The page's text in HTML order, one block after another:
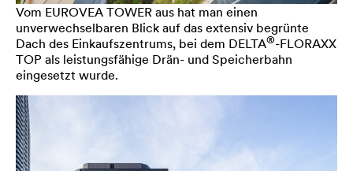
Vom EUROVEA TOWER aus hat man einen
unverwechselbaren Blick auf das extensiv begrünte
Dach des Einkaufszentrums, bei dem DELTA®-FLORAXX
TOP als leistungsfähige Drän- und Speicherbahn
eingesetzt wurde.